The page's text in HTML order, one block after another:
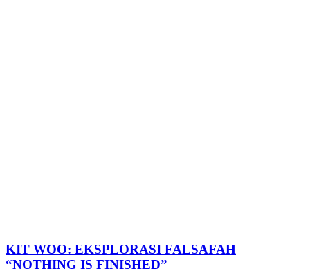
KIT WOO: EKSPLORASI FALSAFAH
“NOTHING IS FINISHED”